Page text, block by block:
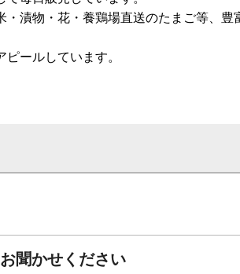
漬物・花・養鶏場直送のたまご等、豊
ールしています。
聞かせください